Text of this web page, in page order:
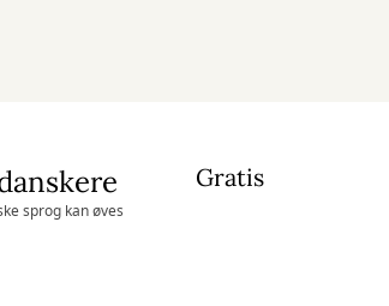
sprog kan øves
Gratis